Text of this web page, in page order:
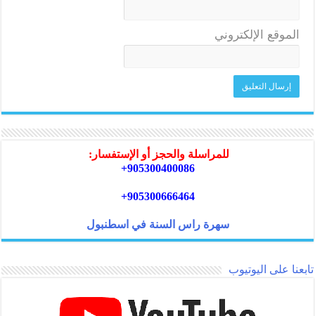
الموقع الإلكتروني
للمراسلة والحجز أو الإستفسار:
905300400086+
905300666464+
سهرة راس السنة في اسطنبول
تابعنا على اليوتيوب